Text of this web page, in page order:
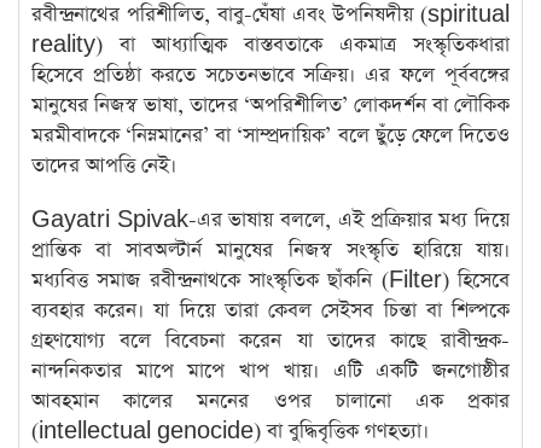
​রবীন্দ্রনাথের পরিশীলিত, বাবু-ঘেঁষা এবং উপনিষদীয় (spiritual
reality) বা আধ্যাত্মিক বাস্তবতাকে একমাত্র সংস্কৃতিকধারা
হিসেবে প্রতিষ্ঠা করতে সচেতনভাবে সক্রিয়। এর ফলে পূর্ববঙ্গের
মানুষের নিজস্ব ভাষা, তাদের ‘অপরিশীলিত’ লোকদর্শন বা লৌকিক
মরমীবাদকে ‘নিম্নমানের’ বা ‘সাম্প্রদায়িক’ বলে ছুঁড়ে ফেলে দিতেও
তাদের আপত্তি নেই।
Gayatri Spivak-এর ভাষায় বললে, এই প্রক্রিয়ার মধ্য দিয়ে
প্রান্তিক বা সাবঅল্টার্ন মানুষের নিজস্ব সংস্কৃতি হারিয়ে যায়।
মধ্যবিত্ত সমাজ রবীন্দ্রনাথকে সাংস্কৃতিক ছাঁকনি (Filter) হিসেবে
ব্যবহার করেন। যা দিয়ে তারা কেবল সেইসব চিন্তা বা শিল্পকে
গ্রহণযোগ্য বলে বিবেচনা করেন যা তাদের কাছে রাবীন্দ্রক-
নান্দনিকতার মাপে মাপে খাপ খায়। এটি একটি জনগোষ্ঠীর
আবহমান কালের মননের ওপর চালানো এক প্রকার
(intellectual genocide) বা বুদ্ধিবৃত্তিক গণহত্যা।